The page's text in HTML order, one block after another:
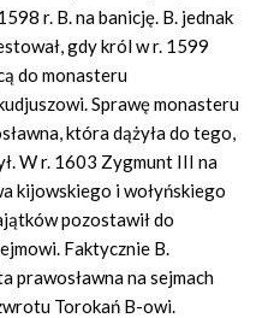
r. B. na banicję. B. jednak
gdy król w r. 1599
do monasteru
Sprawę monasteru
która dążyła do tego,
W r. 1603 Zygmunt III na
kijowskiego i wołyńskiego
pozostawił do
Faktycznie B.
prawosławna na sejmach
Torokań B-owi.